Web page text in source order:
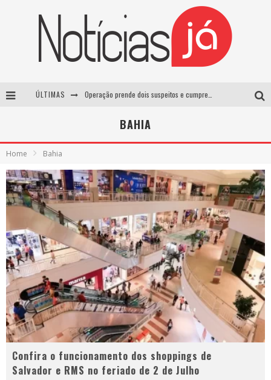
ÚLTIMAS
Casamento de Davi Brito e Emilly Araújo está marcado para setembro e deve custar cerca de R$ 2 milhões
BAHIA
Home Bahia
Confira o funcionamento dos shoppings de
Salvador e RMS no feriado de 2 de Julho